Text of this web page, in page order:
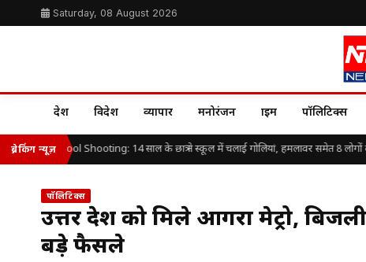
Saturday, 08 August 2026
देश विदेश व्यापार मनोरंजन क्राइम पॉलिटिक्स
ब्रेकिंग न्यूज़
School Shooting: 14 साल के छात्र ने स्कूल में चलाई गोलियां, हमलावर समेत 8 लोगों की
पॉलिटिक्स
उत्तर प्रदेश को मिले आगरा मेट्रो,
बड़े फैसले